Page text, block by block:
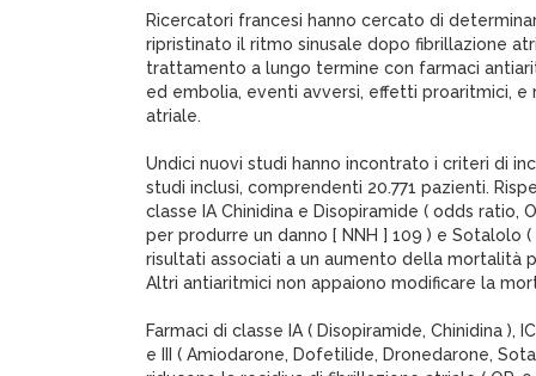
Ricercatori francesi hanno cercato di
ripristinato il ritmo sinusale dopo fibrillazione
trattamento a lungo termine con farmaci
ed embolia, eventi avversi, effetti proaritmici, e
atriale.
Undici nuovi studi hanno incontrato i criteri di
studi inclusi, comprendenti 20.771 pazienti.
classe IA Chinidina e Disopiramide ( odds ratio,
per produrre un danno [ NNH ] 109 ) e Sotalolo (
risultati associati a un aumento della mortalità
Altri antiaritmici non appaiono modificare la
Farmaci di classe IA ( Disopiramide, Chinidina ),
e III ( Amiodarone, Dofetilide, Dronedarone,